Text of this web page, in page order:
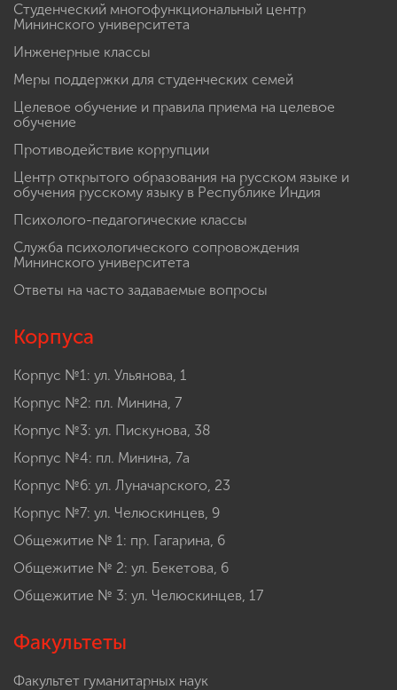
Студенческий многофункциональный центр
Мининского университета
Инженерные классы
Меры поддержки для студенческих семей
Целевое обучение и правила приема на целевое
обучение
Противодействие коррупции
Центр открытого образования на русском языке и
обучения русскому языку в Республике Индия
Психолого-педагогические классы
Служба психологического сопровождения
Мининского университета
Ответы на часто задаваемые вопросы
Корпуса
Корпус №1: ул. Ульянова, 1
Корпус №2: пл. Минина, 7
Корпус №3: ул. Пискунова, 38
Корпус №4: пл. Минина, 7а
Корпус №6: ул. Луначарского, 23
Корпус №7: ул. Челюскинцев, 9
Общежитие № 1: пр. Гагарина, 6
Общежитие № 2: ул. Бекетова, 6
Общежитие № 3: ул. Челюскинцев, 17
Факультеты
Факультет гуманитарных наук